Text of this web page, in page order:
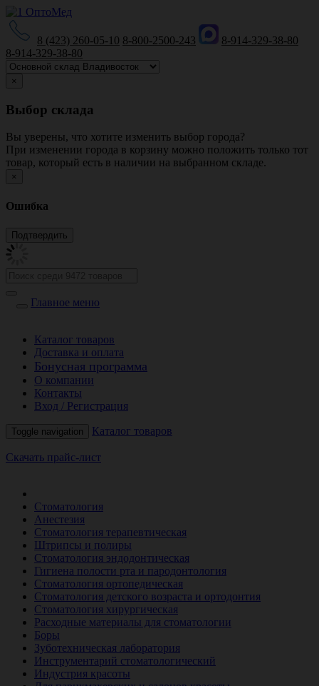
8 (423) 260-05-10 8-800-2500-243
8-914-329-38-80
8-914-329-38-80
×
Выбор склада
Вы уверены, что хотите изменить выбор города?
При изменении города в корзину можно положить только тот
товар, который есть в наличии на выбранном складе.
×
Ошибка
Главное меню
Каталог товаров
Доставка и оплата
Бонусная программа
О компании
Контакты
Вход / Регистрация
Toggle navigation Каталог товаров
Скачать прайс-лист
Стоматология
Анестезия
Стоматология терапевтическая
Штрипсы и полиры
Стоматология эндодонтическая
Гигиена полости рта и пародонтология
Стоматология ортопедическая
Стоматология детского возраста и ортодонтия
Стоматология хирургическая
Расходные материалы для стоматологии
Боры
Зуботехническая лаборатория
Инструментарий стоматологический
Индустрия красоты